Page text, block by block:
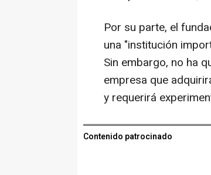
Por su parte, el
una "institución
Sin embargo, no ha
empresa que
y requerirá
Contenido patrocinado